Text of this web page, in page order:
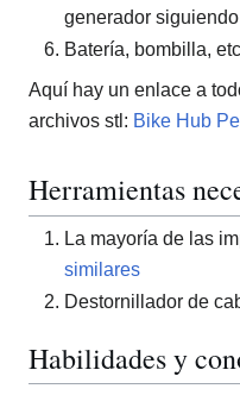
generador siguiendo
Batería, bombilla,
Aquí hay un enlace a
archivos stl: Bike Hub
Herramientas
La mayoría de las
similares
Destornillador de
Habilidades y